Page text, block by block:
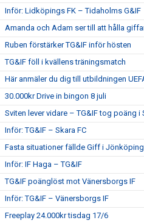
Inför: Lidköpings FK – Tidaholms G&IF
Amanda och Adam ser till att hålla
Ruben förstärker TG&IF inför hösten
TG&IF föll i kvällens träningsmatch
Här anmäler du dig till utbildningen
30.000kr Drive in bingon 8 juli
Sviten lever vidare – TG&IF tog poäng
Inför: TG&IF – Skara FC
Fasta situationer fällde Giff i Jönköping
Inför: IF Haga – TG&IF
TG&IF poänglöst mot Vänersborgs IF
Inför: TG&IF – Vänersborgs IF
Freeplay 24.000kr tisdag 17/6